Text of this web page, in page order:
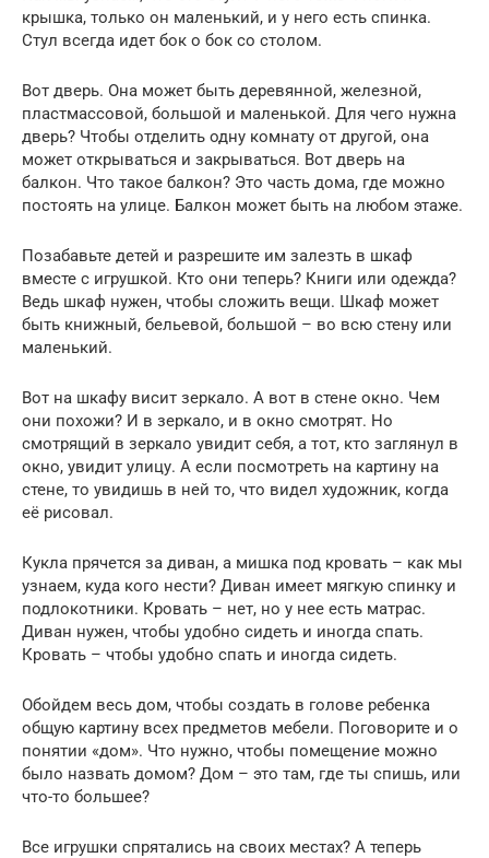
крышка, только он маленький, и у него есть спинка.
Стул всегда идет бок о бок со столом.
Вот дверь. Она может быть деревянной, железной,
пластмассовой, большой и маленькой. Для чего нужна
дверь? Чтобы отделить одну комнату от другой, она
может открываться и закрываться. Вот дверь на
балкон. Что такое балкон? Это часть дома, где можно
постоять на улице. Балкон может быть на любом этаже.
Позабавьте детей и разрешите им залезть в шкаф
вместе с игрушкой. Кто они теперь? Книги или одежда?
Ведь шкаф нужен, чтобы сложить вещи. Шкаф может
быть книжный, бельевой, большой – во всю стену или
маленький.
Вот на шкафу висит зеркало. А вот в стене окно. Чем
они похожи? И в зеркало, и в окно смотрят. Но
смотрящий в зеркало увидит себя, а тот, кто заглянул в
окно, увидит улицу. А если посмотреть на картину на
стене, то увидишь в ней то, что видел художник, когда
её рисовал.
Кукла прячется за диван, а мишка под кровать – как мы
узнаем, куда кого нести? Диван имеет мягкую спинку и
подлокотники. Кровать – нет, но у нее есть матрас.
Диван нужен, чтобы удобно сидеть и иногда спать.
Кровать – чтобы удобно спать и иногда сидеть.
Обойдем весь дом, чтобы создать в голове ребенка
общую картину всех предметов мебели. Поговорите и о
понятии «дом». Что нужно, чтобы помещение можно
было назвать домом? Дом – это там, где ты спишь, или
что-то большее?
Все игрушки спрятались на своих местах? А теперь